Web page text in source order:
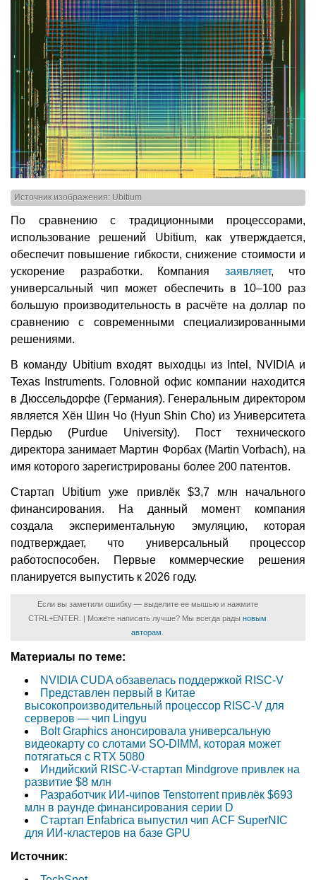
Источник изображения: Ubitium
По сравнению с традиционными процессорами,
использование решений Ubitium, как утверждается,
обеспечит повышение гибкости, снижение стоимости и
ускорение разработки. Компания заявляет, что
универсальный чип может обеспечить в 10–100 раз
большую производительность в расчёте на доллар по
сравнению с современными специализированными
решениями.
В команду Ubitium входят выходцы из Intel, NVIDIA и
Texas Instruments. Головной офис компании находится
в Дюссельдорфе (Германия). Генеральным директором
является Хён Шин Чо (Hyun Shin Cho) из Университета
Пердью (Purdue University). Пост технического
директора занимает Мартин Форбах (Martin Vorbach), на
имя которого зарегистрированы более 200 патентов.
Стартап Ubitium уже привлёк $3,7 млн начального
финансирования. На данный момент компания
создала экспериментальную эмуляцию, которая
подтверждает, что универсальный процессор
работоспособен. Первые коммерческие решения
планируется выпустить к 2026 году.
Если вы заметили ошибку — выделите ее мышью и нажмите
CTRL+ENTER. | Можете написать лучше? Мы всегда рады новым
авторам
Материалы по теме:
NVIDIA CUDA обзавелась поддержкой RISC-V
Представлен первый в Китае
высокопроизводительный процессор RISC-V для
серверов — чип Lingyu
Bolt Graphics анонсировала универсальную
видеокарту со слотами SO-DIMM, которая может
потягаться с RTX 5080
Индийский RISC-V-стартап Mindgrove привлек на
развитие $8 млн
Разработчик ИИ-чипов Tenstorrent привлёк $693
млн в раунде финансирования серии D
Стартап Enfabrica выпустил чип ACF SuperNIC
для ИИ-кластеров на базе GPU
Источник: